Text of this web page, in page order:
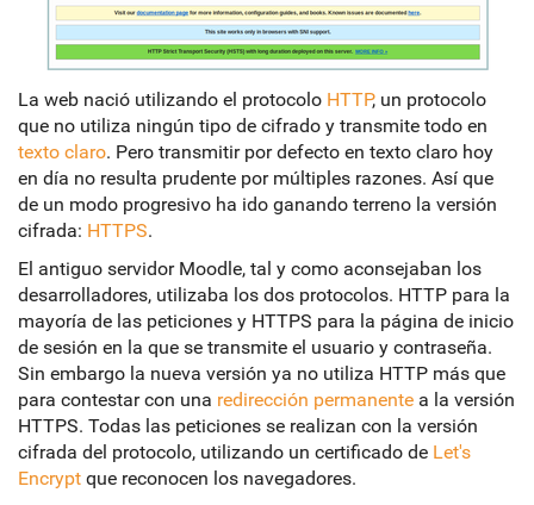
La web nació utilizando el protocolo HTTP, un protocolo
que no utiliza ningún tipo de cifrado y transmite todo en
texto claro. Pero transmitir por defecto en texto claro hoy
en día no resulta prudente por múltiples razones. Así que
de un modo progresivo ha ido ganando terreno la versión
cifrada: HTTPS.
El antiguo servidor Moodle, tal y como aconsejaban los
desarrolladores, utilizaba los dos protocolos. HTTP para la
mayoría de las peticiones y HTTPS para la página de inicio
de sesión en la que se transmite el usuario y contraseña.
Sin embargo la nueva versión ya no utiliza HTTP más que
para contestar con una redirección permanente a la versión
HTTPS. Todas las peticiones se realizan con la versión
cifrada del protocolo, utilizando un certificado de Let's
Encrypt que reconocen los navegadores.